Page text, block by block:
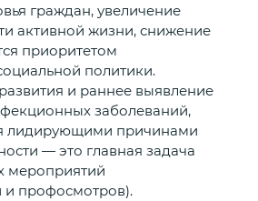
граждан, увеличение
активной жизни, снижение
приоритетом
политики.
и раннее выявление
заболеваний,
лидирующими причинами
— это главная задача
мероприятий
и профосмотров).